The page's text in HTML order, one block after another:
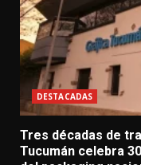
DESTACADAS
Tres décadas de
Tucumán celebra